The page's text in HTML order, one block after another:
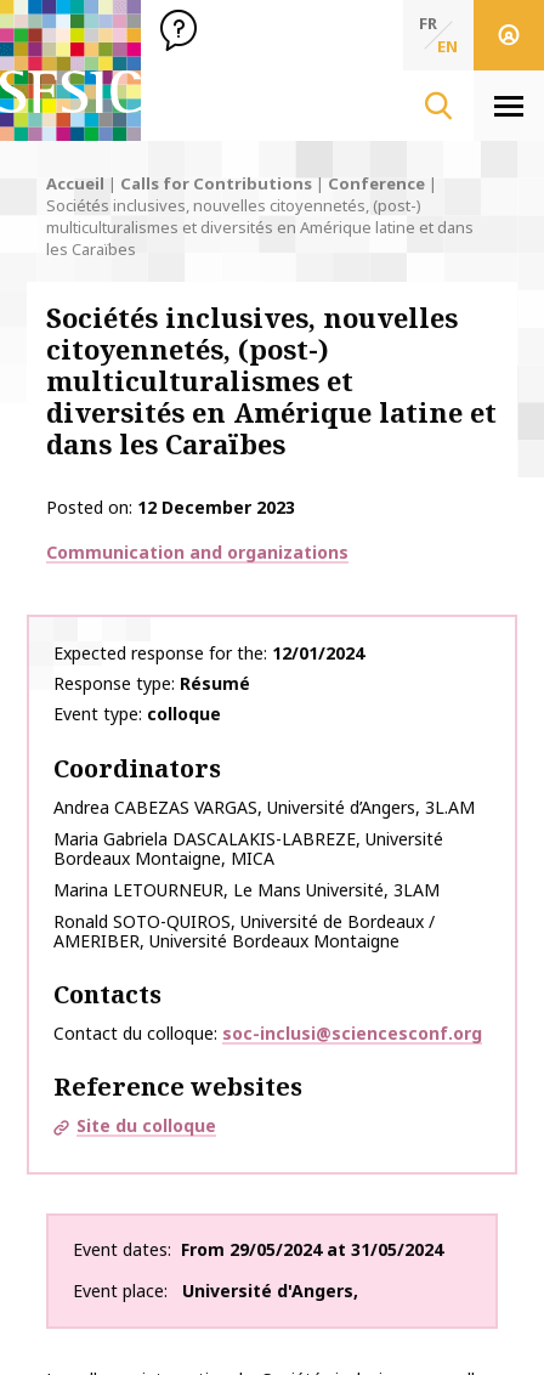
SFSIC Société Française des Sciences de l'Information & de
Société Française des Sciences de
FR
EN
Accueil | Calls for Contributions | Conference |
Sociétés inclusives, nouvelles citoyennetés, (post-)
multiculturalismes et diversités en Amérique latine et dans
les Caraïbes
Sociétés inclusives, nouvelles
citoyennetés, (post-)
multiculturalismes et
diversités en Amérique latine et
dans les Caraïbes
Posted on 12 December 2023
Thématiques
Communication and organizations
Expected response for the 12/01/2024
Response type Résumé
Event type colloque
Coordinators
Andrea CABEZAS VARGAS, Université d’Angers, 3L.AM
Maria Gabriela DASCALAKIS-LABREZE, Université
Bordeaux Montaigne, MICA
Marina LETOURNEUR, Le Mans Université, 3LAM
Ronald SOTO-QUIROS, Université de Bordeaux /
AMERIBER, Université Bordeaux Montaigne
Contacts
Contact du colloque soc-inclusi@sciencesconf.org
Reference websites
Site du colloque
Event dates From 29/05/2024at 31/05/2024
Event place
Université d'Angers,